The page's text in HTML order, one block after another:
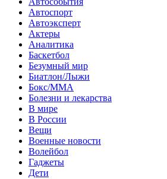
Автоспорт
Автоэксперт
Актеры
Аналитика
Баскетбол
Безумный мир
Биатлон/Лыжи
Бокс/MMA
Болезни и лекарства
В мире
В России
Вещи
Военные новости
Волейбол
Гаджеты
Дети